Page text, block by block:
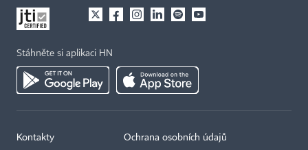
Stáhněte si aplikaci HN
Kontakty Ochrana osobních údajů